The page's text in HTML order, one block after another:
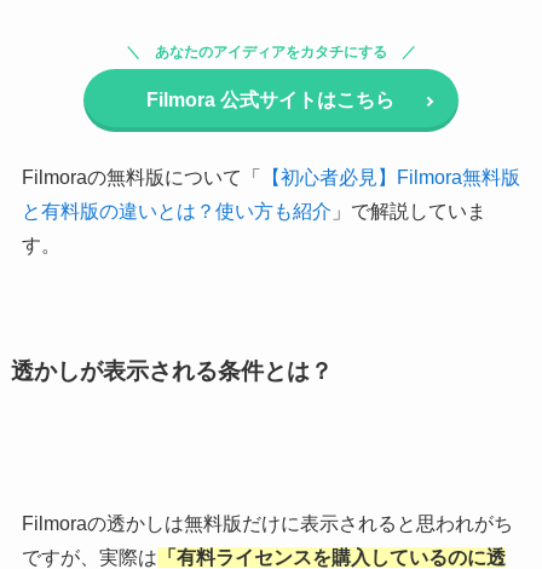
あなたのアイディアをカタチにする
Filmora 公式サイトはこちら
Filmoraの無料版について「
【初心者必見】Filmora無料版
と有料版の違いとは？使い方も紹介 」で解説していま
す。
透かしが表示される条件とは？
Filmoraの透かしは無料版だけに表示されると思われがち
ですが、実際は 「有料ライセンスを購入しているのに透